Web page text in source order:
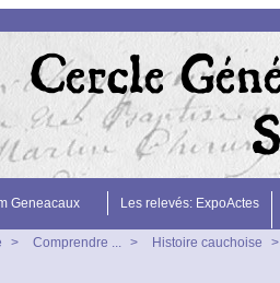
Geneacaux Les relevés: ExpoActes
> Comprendre ... > Histoire cauchoise